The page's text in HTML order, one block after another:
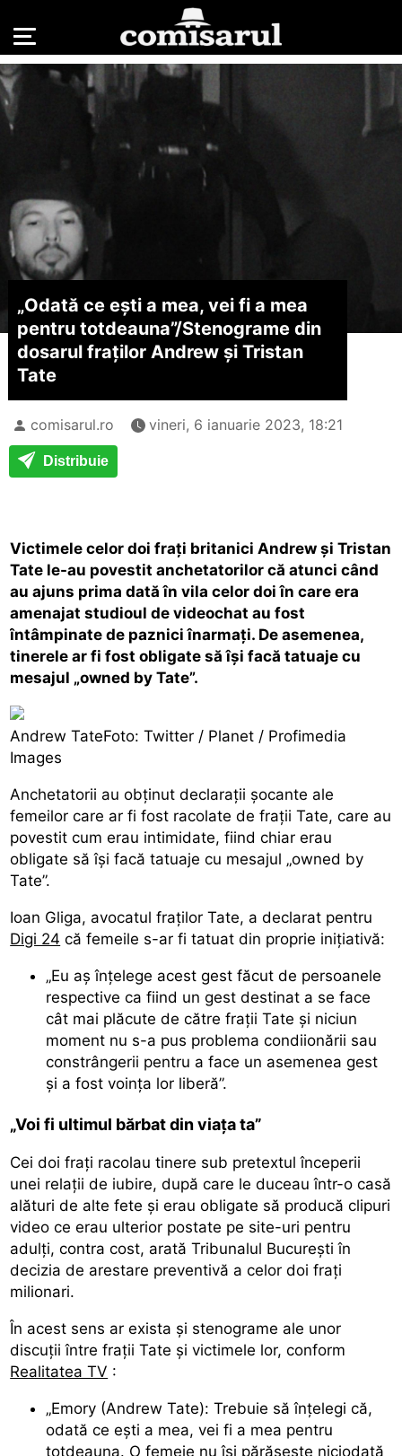
„Odată ce ești a mea, vei fi a mea
pentru totdeauna”/Stenograme din
dosarul fraților Andrew și Tristan
Tate
comisarul.ro vineri, 6 ianuarie 2023, 18:21
Distribuie
Victimele celor doi frați britanici Andrew și Tristan
Tate le-au povestit anchetatorilor că atunci când
au ajuns prima dată în vila celor doi în care era
amenajat studioul de videochat au fost
întâmpinate de paznici înarmați. De asemenea,
tinerele ar fi fost obligate să își facă tatuaje cu
mesajul „owned by Tate”.
Andrew TateFoto: Twitter / Planet / Profimedia
Images
Anchetatorii au obținut declarații șocante ale
femeilor care ar fi fost racolate de frații Tate, care au
povestit cum erau intimidate, fiind chiar erau
obligate să își facă tatuaje cu mesajul „owned by
Tate”.
Ioan Gliga, avocatul fraților Tate, a declarat pentru
Digi 24 că femeile s-ar fi tatuat din proprie inițiativă:
„Eu aș înțelege acest gest făcut de persoanele
respective ca fiind un gest destinat a se face
cât mai plăcute de către frații Tate și niciun
moment nu s-a pus problema condiionării sau
constrângerii pentru a face un asemenea gest
și a fost voința lor liberă”.
„Voi fi ultimul bărbat din viața ta”
Cei doi frați racolau tinere sub pretextul începerii
unei relații de iubire, după care le duceau într-o casă
alături de alte fete și erau obligate să producă clipuri
video ce erau ulterior postate pe site-uri pentru
adulți, contra cost, arată Tribunalul București în
decizia de arestare preventivă a celor doi frați
milionari.
În acest sens ar exista și stenograme ale unor
discuții între frații Tate și victimele lor, conform
Realitatea TV :
„Emory (Andrew Tate): Trebuie să înțelegi că,
odată ce ești a mea, vei fi a mea pentru
totdeauna. O femeie nu își părăsește niciodată